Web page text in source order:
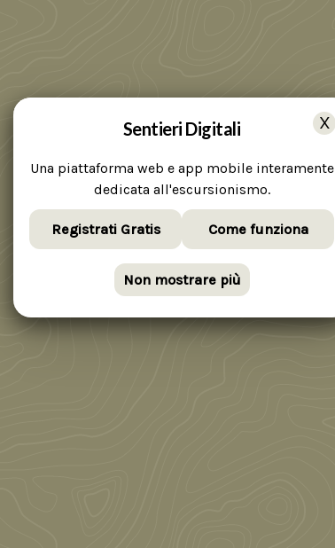
Sentieri Digitali
Una piattaforma web e app mobile interamente
dedicata all'escursionismo.
Registrati Gratis Come funziona
Non mostrare più